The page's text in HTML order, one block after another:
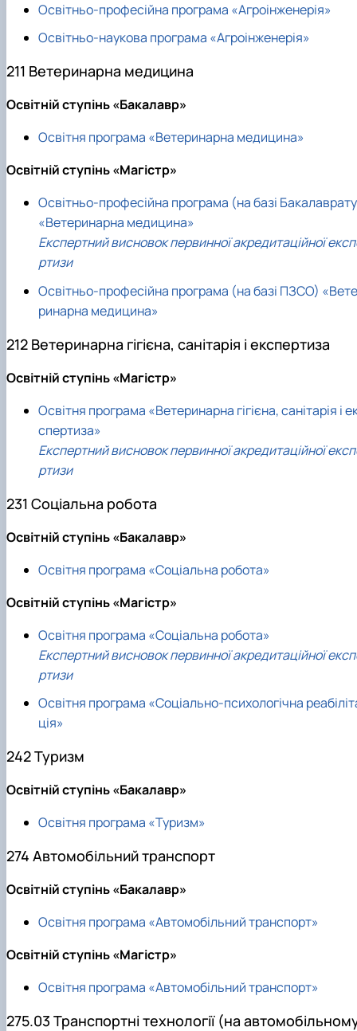
Освітньо-професійна програма «Агроінженерія»
Освітньо-наукова програма «Агроінженерія»
211 Ветеринарна медицина
Освітній ступінь «Бакалавр»
Освітня програма «Ветеринарна медицина»
Освітній ступінь «Магістр»
Освітньо-професійна програма (на базі
«Ветеринарна медицина»
Експертний висновок первинної акредитаційної
ртизи
Освітньо-професійна програма (на базі ПЗСО) «Вете
ринарна медицина»
212 Ветеринарна гігієна, санітарія і експертиза
Освітній ступінь «Магістр»
Освітня програма «Ветеринарна гігієна, санітарія і
спертиза»
Експертний висновок первинної акредитаційної
ртизи
231 Соціальна робота
Освітній ступінь «Бакалавр»
Освітня програма «Соціальна робота»
Освітній ступінь «Магістр»
Освітня програма «Соціальна робота»
Експертний висновок первинної акредитаційної
ртизи
Освітня програма «Соціально-психологічна
ція»
242 Туризм
Освітній ступінь «Бакалавр»
Освітня програма «Туризм»
274 Автомобільний транспорт
Освітній ступінь «Бакалавр»
Освітня програма «Автомобільний транспорт»
Освітній ступінь «Магістр»
Освітня програма «Автомобільний транспорт»
275.03 Транспортні технології (на